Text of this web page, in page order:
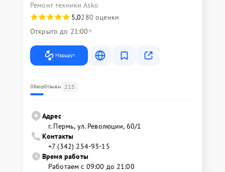
Ремонт техники Asko
5,0280 оценки
Открыто до 21:00
Маршрут
ОбзорОтзывы 215
Адрес
г. Пермь, ул. ​Революции, 60/1
Контакты
+7 (342) 254-93-15
Время работы
Работаем с 09:00 до 21:00